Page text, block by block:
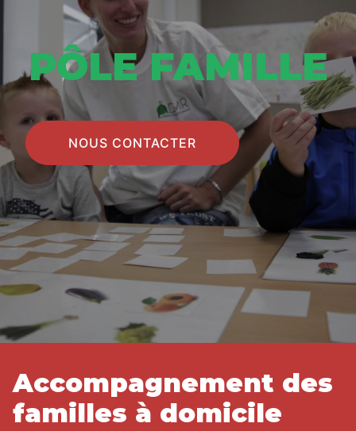
PÔLE FAMILLE
NOUS CONTACTER
Accompagnement des
familles à domicile